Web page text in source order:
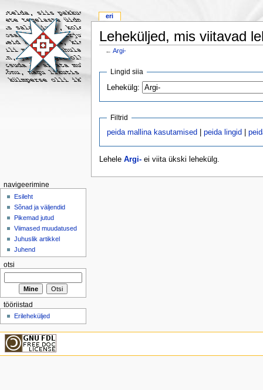
Leheküljed, mis viitavad
←Argi-
Lingid siia
Lehekülg:
Filtrid
peida mallina kasutamised |peida lingid |
Lehele Argi-ei viita ükski lehekülg.
eri
navigeerimine
Esileht
Sõnad ja väljendid
Pikemad jutud
Viimased muudatused
Juhuslik artikkel
Juhend
otsi
tööriistad
Erileheküljed